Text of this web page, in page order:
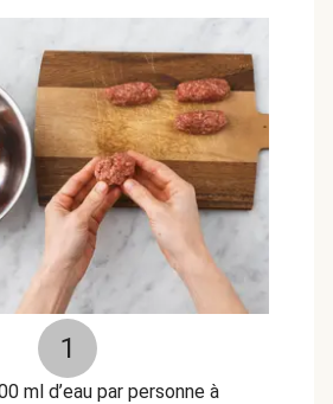
1
ml d’eau par personne à